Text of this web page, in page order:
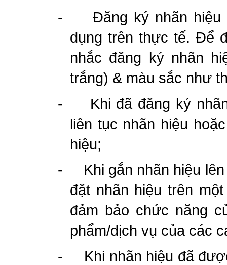
-
Đăng ký nhãn
dụng trên thực tế. Để
nhắc đăng ký nhãn
trắng) & màu sắc như
-
Khi đã đăng ký
liên tục nhãn hiệu
hiệu;
-
Khi gắn nhãn hiệu
đặt nhãn hiệu trên
đảm bảo chức năng
phẩm/dịch vụ của các
-
Khi nhãn hiệu đã